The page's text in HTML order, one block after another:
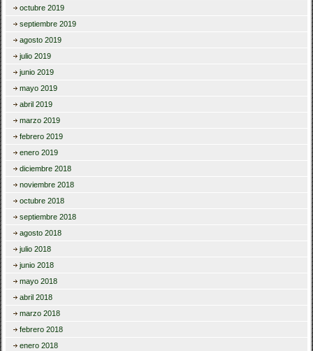
octubre 2019
septiembre 2019
agosto 2019
julio 2019
junio 2019
mayo 2019
abril 2019
marzo 2019
febrero 2019
enero 2019
diciembre 2018
noviembre 2018
octubre 2018
septiembre 2018
agosto 2018
julio 2018
junio 2018
mayo 2018
abril 2018
marzo 2018
febrero 2018
enero 2018